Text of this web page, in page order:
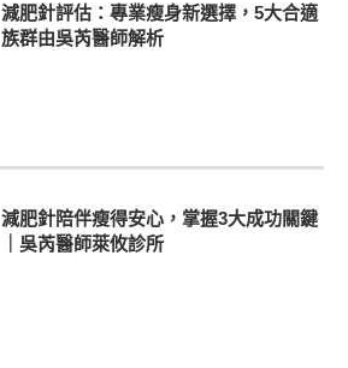
減肥針評估：專業瘦身新選擇，5大合適
族群由吳芮醫師解析
減肥針陪伴瘦得安心，掌握3大成功關鍵
｜吳芮醫師萊攸診所